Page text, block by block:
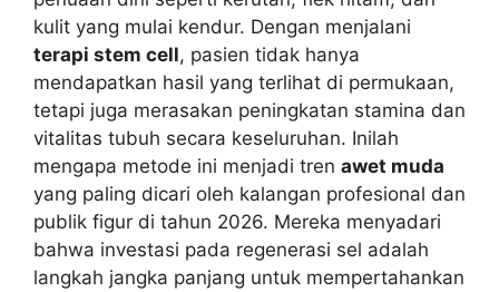
kulit yang mulai kendur. Dengan menjalani
terapi stem cell, pasien tidak hanya
mendapatkan hasil yang terlihat di permukaan,
tetapi juga merasakan peningkatan stamina dan
vitalitas tubuh secara keseluruhan. Inilah
mengapa metode ini menjadi tren awet muda
yang paling dicari oleh kalangan profesional dan
publik figur di tahun 2026. Mereka menyadari
bahwa investasi pada regenerasi sel adalah
langkah jangka panjang untuk mempertahankan